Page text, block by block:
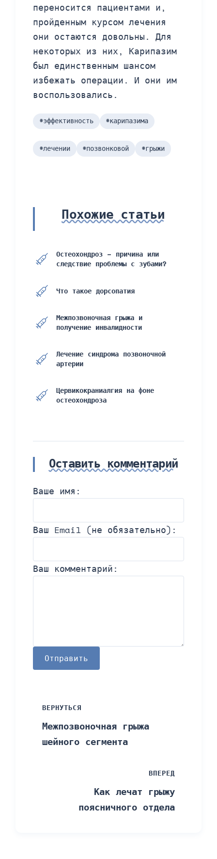
переносится пациентами и,
пройденным курсом лечения
они остаются довольны. Для
некоторых из них, Карипазим
был единственным шансом
избежать операции. И они им
воспользовались.
#эффективность #карипазима
#лечении #позвонковой #грыжи
Похожие статьи
Остеохондроз – причина или
следствие проблемы с зубами?
Что такое дорсопатия
Межпозвоночная грыжа и
получение инвалидности
Лечение синдрома позвоночной
артерии
Цервикокраниалгия на фоне
остеохондроза
Оставить комментарий
Ваше имя:
Ваш Email (не обязательно):
Ваш комментарий:
Отправить
ВЕРНУТЬСЯ
Межпозвоночная грыжа
шейного сегмента
ВПЕРЕД
Как лечат грыжу
поясничного отдела